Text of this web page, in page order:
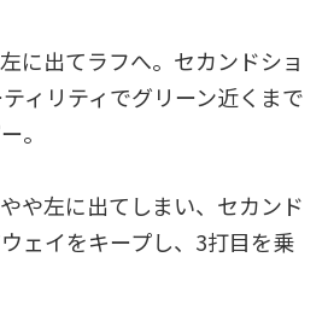
に出てラフへ。セカンドショ
ィリティでグリーン近くまで
。
や左に出てしまい、セカンド
ェイをキープし、3打目を乗